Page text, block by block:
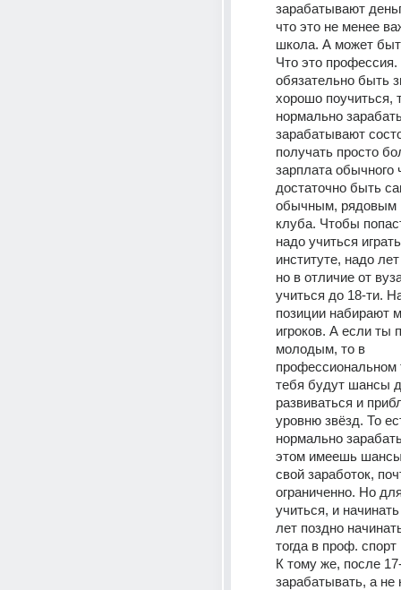
зарабатывают
что это не менее
школа. А может
Что это
обязательно быть
хорошо
нормально
зарабатывают
получать просто
зарплата обычного
достаточно быть
обычным, рядовым
клуба. Чтобы
надо учиться
институте, надо
но в отличие от
учиться до 18-ти.
позиции набирают
игроков. А если ты
молодым, то в
профессиональном
тебя будут шансы
развиваться и
уровню звёзд. То
нормально
этом имеешь
свой заработок,
ограниченно. Но
учиться, и
лет поздно
тогда в проф.
К тому же, после
зарабатывать, а не